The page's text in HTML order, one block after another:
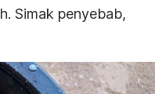
Simak penyebab,